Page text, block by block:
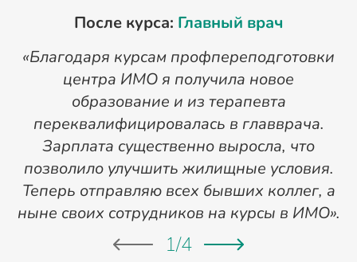
После курса: Главный врач
«Благодаря курсам профпереподготовки
центра ИМО я получила новое
образование и из терапевта
переквалифицировалась в главврача.
Зарплата существенно выросла, что
позволило улучшить жилищные условия.
Теперь отправляю всех бывших коллег, а
ныне своих сотрудников на курсы в ИМО».
1/4